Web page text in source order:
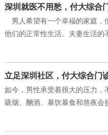
深圳就医不用愁，付大综合
男人希望有一个幸福的家庭，
他们的正常性生活。夫妻生活的
立足深圳社区，付大综合门
如今，男性承受着很大的压力，
吸烟、酗酒、暴饮暴食和熬夜